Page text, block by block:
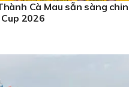
Cà Mau sẵn sàng
2026